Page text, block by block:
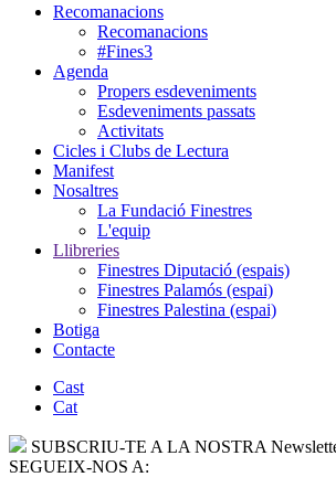
Recomanacions
Recomanacions
#Fines3
Agenda
Propers esdeveniments
Esdeveniments passats
Activitats
Cicles i Clubs de Lectura
Manifest
Nosaltres
La Fundació Finestres
L'equip
Llibreries
Finestres Diputació (espais)
Finestres Palamós (espai)
Finestres Palestina (espai)
Botiga
Contacte
Cast
Cat
SUBSCRIU-TE A LA NOSTRA
SEGUEIX-NOS A: